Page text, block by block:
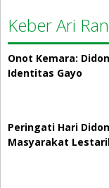
Keber Ari
Onot Kemara:
Identitas Gayo
Peringati Hari
Masyarakat